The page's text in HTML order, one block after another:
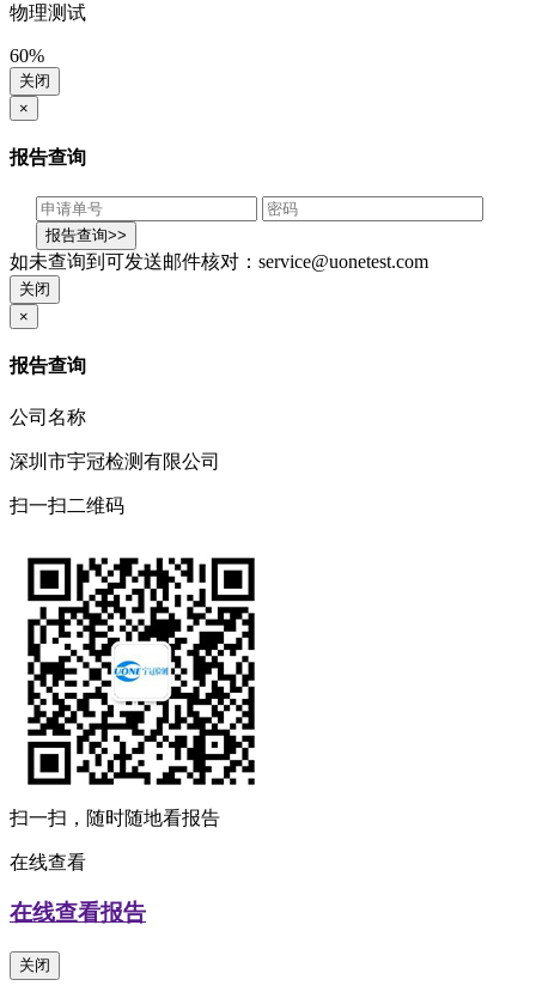
物理测试
60%
关闭
×
报告查询
如未查询到可发送邮件核对：service@uonetest.com
关闭
×
报告查询
公司名称
深圳市宇冠检测有限公司
扫一扫二维码
扫一扫，随时随地看报告
在线查看
在线查看报告
关闭